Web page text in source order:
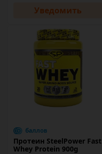
Уведомить
баллов
Протеин SteelPower Fast
Whey Protein 900g